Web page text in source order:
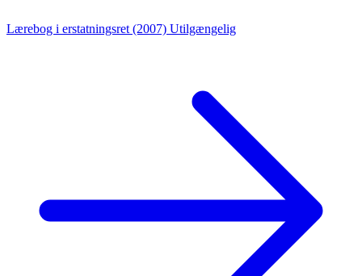
Lærebog i erstatningsret (2007) Utilgængelig